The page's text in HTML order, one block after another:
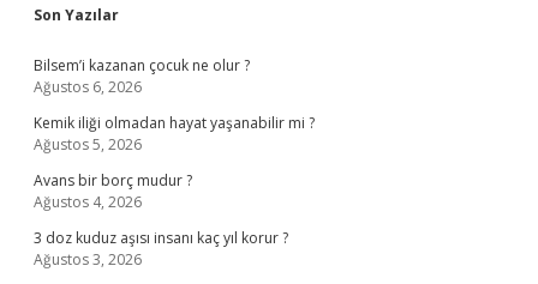
Sidebar
Son Yazılar
Bilsem’i kazanan çocuk ne olur ?
Ağustos 6, 2026
Kemik iliği olmadan hayat yaşanabilir mi ?
Ağustos 5, 2026
Avans bir borç mudur ?
Ağustos 4, 2026
3 doz kuduz aşısı insanı kaç yıl korur ?
Ağustos 3, 2026